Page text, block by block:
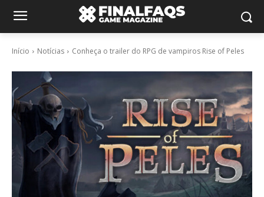
Início Notícias Conheça o trailer do RPG de vampiros Rise of Peles